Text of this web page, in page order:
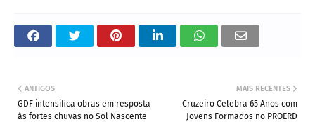
MAIS RECENTES
Cruzeiro Celebra 65 Anos com
Jovens Formados no PROERD
ANTIGOS
GDF intensifica obras em resposta
às fortes chuvas no Sol Nascente